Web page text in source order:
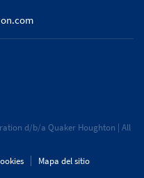
d/b/a Quaker Houghton | All
Mapa del sitio